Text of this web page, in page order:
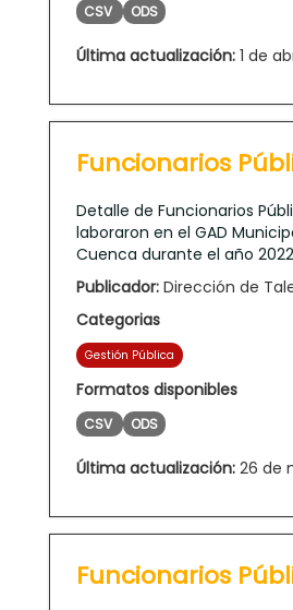
CSV ODS
Última actualización: 1 de
Funcionarios
Detalle de Funcionarios
laboraron en el GAD
Cuenca durante el año 2022
Publicador: Dirección de
Categorias
Gestión Pública
Formatos disponibles
CSV ODS
Última actualización: 26 de
Funcionarios